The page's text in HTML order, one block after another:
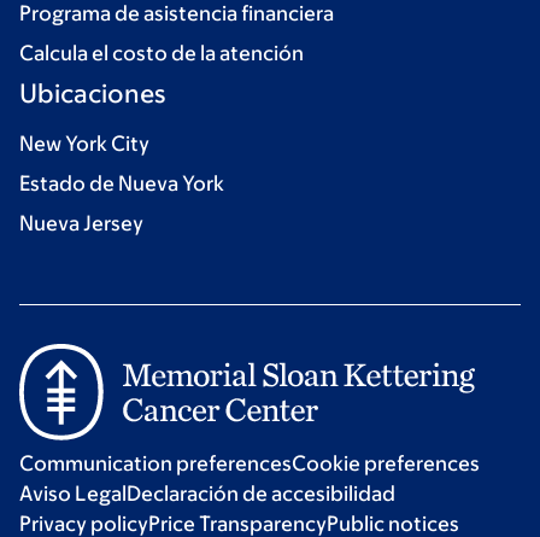
Programa de asistencia financiera
Calcula el costo de la atención
Ubicaciones
New York City
Estado de Nueva York
Nueva Jersey
Communication preferencesCookie preferences
Aviso LegalDeclaración de accesibilidad
Privacy policyPrice TransparencyPublic notices